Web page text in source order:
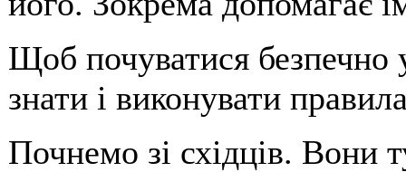
Щоб почуватися безпечно
знати і виконувати
Почнемо зі східців. Вони